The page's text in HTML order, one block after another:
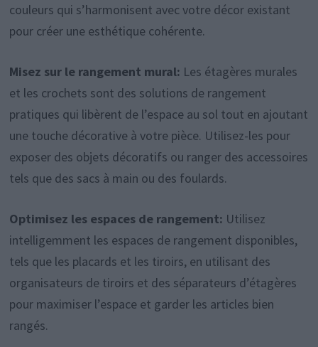
couleurs qui s’harmonisent avec votre décor existant
pour créer une esthétique cohérente.
Misez sur le rangement mural: Les étagères murales
et les crochets sont des solutions de rangement
pratiques qui libèrent de l’espace au sol tout en ajoutant
une touche décorative à votre pièce. Utilisez-les pour
exposer des objets décoratifs ou ranger des accessoires
tels que des sacs à main ou des foulards.
Optimisez les espaces de rangement: Utilisez
intelligemment les espaces de rangement disponibles,
tels que les placards et les tiroirs, en utilisant des
organisateurs de tiroirs et des séparateurs d’étagères
pour maximiser l’espace et garder les articles bien
rangés.